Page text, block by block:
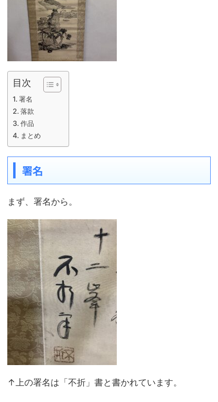
目次
署名
落款
作品
まとめ
署名
まず、署名から。
↑上の署名は「不折」書と書かれています。